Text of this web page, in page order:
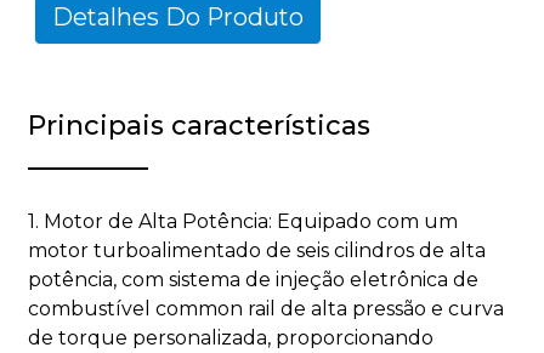
Detalhes Do Produto
Principais características
1. Motor de Alta Potência: Equipado com um
motor turboalimentado de seis cilindros de alta
potência, com sistema de injeção eletrônica de
combustível common rail de alta pressão e curva
de torque personalizada, proporcionando